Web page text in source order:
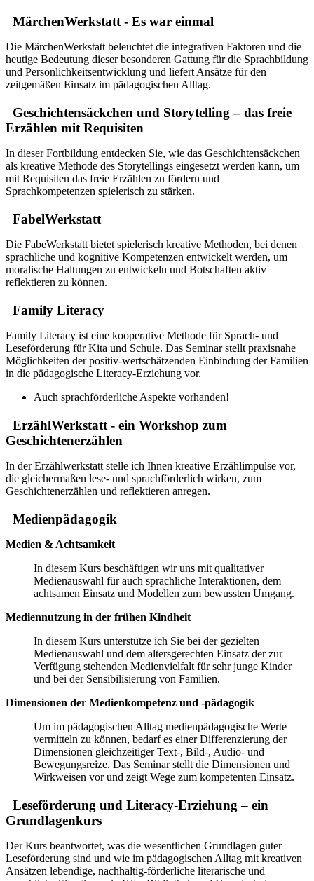
MärchenWerkstatt - Es war einmal
Die MärchenWerkstatt beleuchtet die integrativen Faktoren und die
heutige Bedeutung dieser besonderen Gattung für die Sprachbildung
und Persönlichkeitsentwicklung und liefert Ansätze für den
zeitgemäßen Einsatz im pädagogischen Alltag.
Geschichtensäckchen und Storytelling – das freie
Erzählen mit Requisiten
In dieser Fortbildung entdecken Sie, wie das Geschichtensäckchen
als kreative Methode des Storytellings eingesetzt werden kann, um
mit Requisiten das freie Erzählen zu fördern und
Sprachkompetenzen spielerisch zu stärken.
FabelWerkstatt
Die FabeWerkstatt bietet spielerisch kreative Methoden, bei denen
sprachliche und kognitive Kompetenzen entwickelt werden, um
moralische Haltungen zu entwickeln und Botschaften aktiv
reflektieren zu können.
Family Literacy
Family Literacy ist eine kooperative Methode für Sprach- und
Leseförderung für Kita und Schule. Das Seminar stellt praxisnahe
Möglichkeiten der positiv-wertschätzenden Einbindung der Familien
in die pädagogische Literacy-Erziehung vor.
Auch sprachförderliche Aspekte vorhanden!
ErzählWerkstatt - ein Workshop zum
Geschichtenerzählen
In der Erzählwerkstatt stelle ich Ihnen kreative Erzählimpulse vor,
die gleichermaßen lese- und sprachförderlich wirken, zum
Geschichtenerzählen und reflektieren anregen.
Medienpädagogik
Medien & Achtsamkeit
In diesem Kurs beschäftigen wir uns mit qualitativer
Medienauswahl für auch sprachliche Interaktionen, dem
achtsamen Einsatz und Modellen zum bewussten Umgang.
Mediennutzung in der frühen Kindheit
In diesem Kurs unterstütze ich Sie bei der gezielten
Medienauswahl und dem altersgerechten Einsatz der zur
Verfügung stehenden Medienvielfalt für sehr junge Kinder
und bei der Sensibilisierung von Familien.
Dimensionen der Medienkompetenz und -pädagogik
Um im pädagogischen Alltag medienpädagogische Werte
vermitteln zu können, bedarf es einer Differenzierung der
Dimensionen gleichzeitiger Text-, Bild-, Audio- und
Bewegungsreize. Das Seminar stellt die Dimensionen und
Wirkweisen vor und zeigt Wege zum kompetenten Einsatz.
Leseförderung und Literacy-Erziehung – ein
Grundlagenkurs
Der Kurs beantwortet, was die wesentlichen Grundlagen guter
Leseförderung sind und wie im pädagogischen Alltag mit kreativen
Ansätzen lebendige, nachhaltig-förderliche literarische und